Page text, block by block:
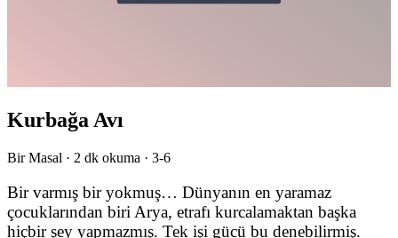
Kurbağa Avı
Bir Masal · 2 dk okuma · 3-6
Bir varmış bir yokmuş… Dünyanın en yaramaz
çocuklarından biri Arya, etrafı kurcalamaktan başka
hiçbir şey yapmazmış. Tek işi gücü bu denebilirmiş.